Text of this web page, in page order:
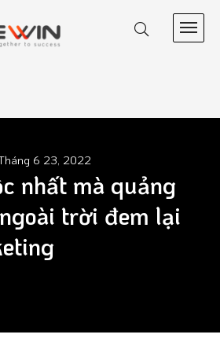
6 23, 2022
nhất mà quảng
trời đem lại